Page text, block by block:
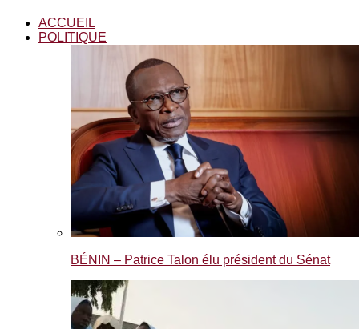
ACCUEIL
POLITIQUE
BÉNIN – Patrice Talon élu président du Sénat